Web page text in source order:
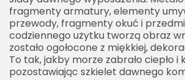
fragmenty armatury, elementy
przewody, fragmenty okuć i
codziennego użytku tworzą obraz
zostało ogołocone z miękkiej,
To tak, jakby morze zabrało ciepło i
pozostawiając szkielet dawnego